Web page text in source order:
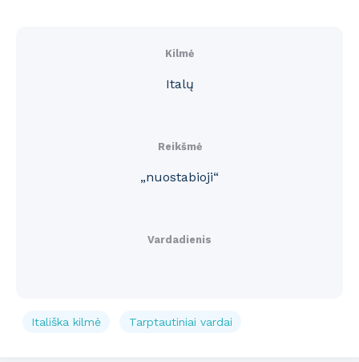
Kilmė
Italų
Reikšmė
„nuostabioji“
Vardadienis
Itališka kilmė Tarptautiniai vardai